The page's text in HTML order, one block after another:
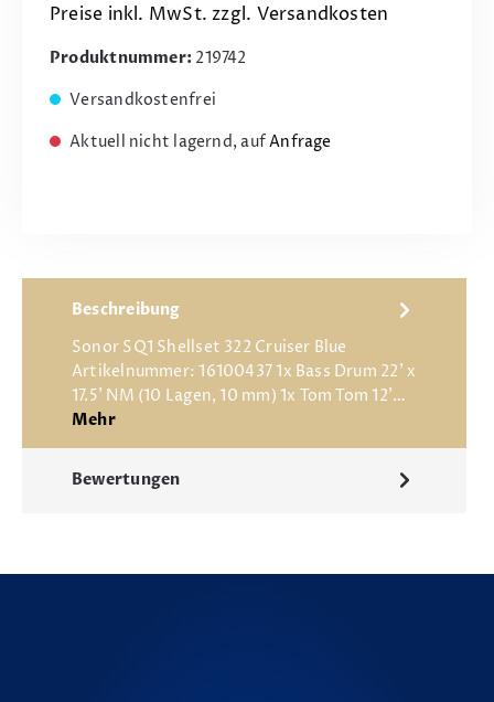
Preise inkl. MwSt. zzgl. Versandkosten
Produktnummer: 219742
Versandkostenfrei
Aktuell nicht lagernd, aufAnfrage
Beschreibung
Sonor SQ1 Shellset 322 Cruiser Blue
Artikelnummer: 16100437 1x Bass Drum 22' x
17.5' NM (10 Lagen, 10 mm) 1x Tom Tom 12'…
Mehr
Bewertungen